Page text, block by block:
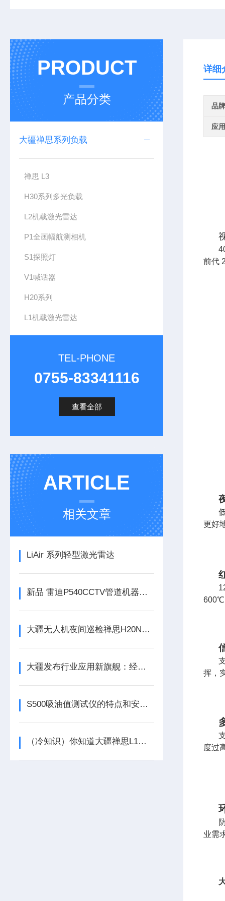
PRODUCT
产品分类
大疆禅思系列负载
禅思 L3
H30系列多光负载
L2机载激光雷达
P1全画幅航测相机
S1探照灯
V1喊话器
H20系列
L1机载激光雷达
TEL-PHONE
0755-83341116
查看全部
ARTICLE
相关文章
LiAir 系列轻型激光雷达
新品 雷迪P540CCTV管道机器人介绍
大疆无人机夜间巡检禅思H20N负载新品上市
大疆发布行业应用新旗舰：经纬 M300 RTK 及禅思 H20 系列
S500吸油值测试仪的特点和安装注意事项
（冷知识）你知道大疆禅思L1激光雷达的点云穿透性吗
详细
品牌
应
前代
更好
600℃
挥，
度过
业需